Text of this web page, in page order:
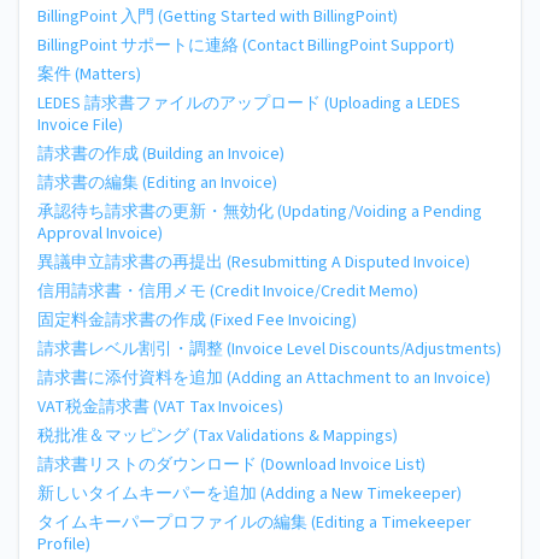
BillingPoint 入門 (Getting Started with BillingPoint)
BillingPoint サポートに連絡 (Contact BillingPoint Support)
案件 (Matters)
LEDES 請求書ファイルのアップロード (Uploading a LEDES
Invoice File)
請求書の作成 (Building an Invoice)
請求書の編集 (Editing an Invoice)
承認待ち請求書の更新・無効化 (Updating/Voiding a Pending
Approval Invoice)
異議申立請求書の再提出 (Resubmitting A Disputed Invoice)
信用請求書・信用メモ (Credit Invoice/Credit Memo)
固定料金請求書の作成 (Fixed Fee Invoicing)
請求書レベル割引・調整 (Invoice Level Discounts/Adjustments)
請求書に添付資料を追加 (Adding an Attachment to an Invoice)
VAT税金請求書 (VAT Tax Invoices)
税批准＆マッピング (Tax Validations & Mappings)
請求書リストのダウンロード (Download Invoice List)
新しいタイムキーパーを追加 (Adding a New Timekeeper)
タイムキーパープロファイルの編集 (Editing a Timekeeper
Profile)